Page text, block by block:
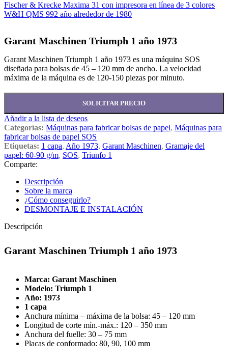
Fischer & Krecke Maxima 31 con impresora en línea de 3 colores
W&H QMS 992 año alrededor de 1980
Garant Maschinen Triumph 1 año 1973
Garant Maschinen Triumph 1 año 1973 es una máquina SOS
diseñada para bolsas de 45 – 120 mm de ancho. La velocidad
máxima de la máquina es de 120-150 piezas por minuto.
SOLICITAR PRECIO
Añadir a la lista de deseos
Categorías: Máquinas para fabricar bolsas de papel, Máquinas para
fabricar bolsas de papel SOS
Etiquetas: 1 capa, Año 1973, Garant Maschinen, Gramaje del
papel: 60-90 g/m, SOS, Triunfo 1
Comparte:
Descripción
Sobre la marca
¿Cómo conseguirlo?
DESMONTAJE E INSTALACIÓN
Descripción
Garant Maschinen Triumph 1 año 1973
Marca: Garant Maschinen
Modelo: Triumph 1
Año: 1973
1 capa
Anchura mínima – máxima de la bolsa: 45 – 120 mm
Longitud de corte mín.-máx.: 120 – 350 mm
Anchura del fuelle: 30 – 75 mm
Placas de conformado: 80, 90, 100 mm